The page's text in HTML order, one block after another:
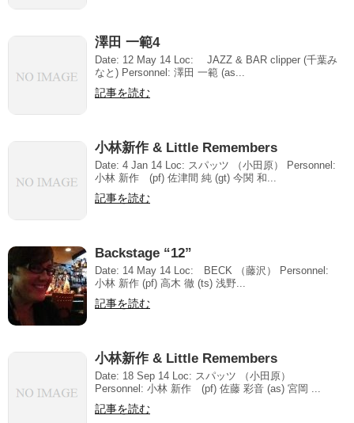
澤田 一範4
Date: 12 May 14 Loc: JAZZ & BAR clipper (千葉み
なと) Personnel: 澤田 一範 (as...
記事を読む
小林新作 & Little Remembers
Date: 4 Jan 14 Loc: スパッツ （小田原） Personnel:
小林 新作 (pf) 佐津間 純 (gt) 今関 和...
記事を読む
Backstage “12”
Date: 14 May 14 Loc: BECK （藤沢） Personnel:
小林 新作 (pf) 高木 徹 (ts) 浅野...
記事を読む
小林新作 & Little Remembers
Date: 18 Sep 14 Loc: スパッツ （小田原）
Personnel: 小林 新作 (pf) 佐藤 彩音 (as) 宮岡 ...
記事を読む